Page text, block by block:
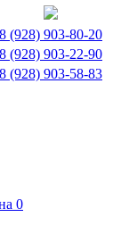
8 (928) 903-80-20
8 (928) 903-22-90
8 (928) 903-58-83
0